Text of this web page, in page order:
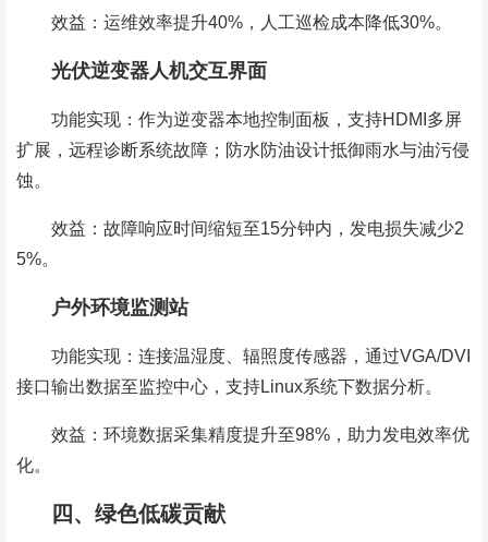
效益：运维效率提升40%，人工巡检成本降低30%。
光伏逆变器人机交互界面
功能实现：作为逆变器本地控制面板，支持HDMI多屏
扩展，远程诊断系统故障；防水防油设计抵御雨水与油污侵
蚀。
效益：故障响应时间缩短至15分钟内，发电损失减少2
5%。
户外环境监测站
功能实现：连接温湿度、辐照度传感器，通过VGA/DVI
接口输出数据至监控中心，支持Linux系统下数据分析。
效益：环境数据采集精度提升至98%，助力发电效率优
化。
四、绿色低碳贡献